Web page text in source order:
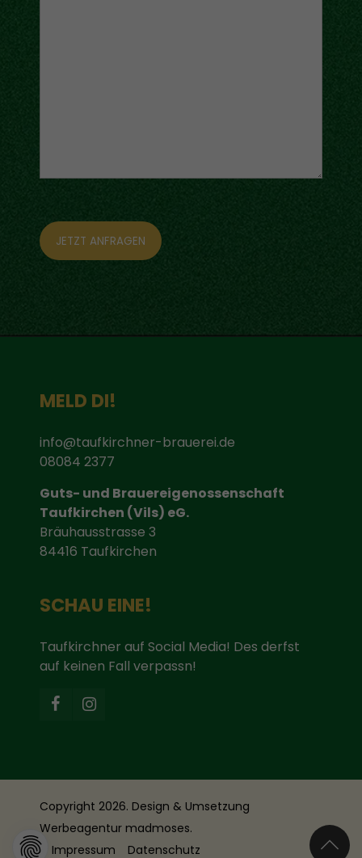
JETZT ANFRAGEN
MELD DI!
info@taufkirchner-brauerei.de
08084 2377
Guts- und Brauereigenossenschaft
Taufkirchen (Vils) eG.
Bräuhausstrasse 3
84416 Taufkirchen
SCHAU EINE!
Taufkirchner auf Social Media! Des derfst
auf keinen Fall verpassn!
Copyright 2026. Design & Umsetzung
Werbeagentur madmoses.
Impressum
Datenschutz